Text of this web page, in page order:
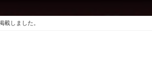
載しました。